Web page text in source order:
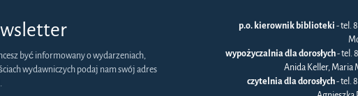
być informowany o wydarzeniach,
wydawniczych podaj nam swój adres
p.o. kierownik biblioteki - tel.
wypożyczalnia dla dorosłych- tel.
Anida Keller, Maria
czytelnia dla dorosłych- tel.